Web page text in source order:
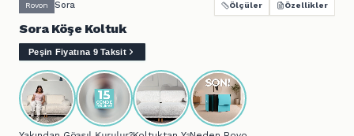
Rovon Sora Ölçüler Özellikler
Sora Köşe Koltuk
Peşin Fiyatına 9 Taksit